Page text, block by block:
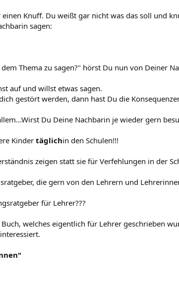
Knuff. Du weißt gar nicht was das soll und
sagen:
Thema zu sagen?" hörst Du nun von Deiner
auf und willst etwas sagen.
gestört werden, dann hast Du die
Du Deine Nachbarin je wieder gern
Kinder täglichin den Schulen!!!
zeigen statt sie für Verfehlungen in der
die gern von den Lehrern und
für Lehrer???
welches eigentlich für Lehrer geschrieben